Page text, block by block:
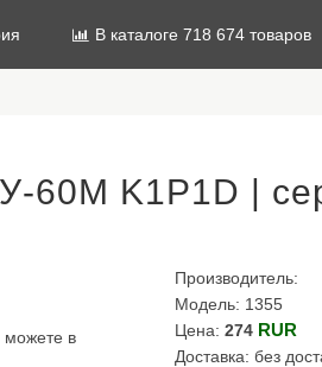
В каталоге 718 674 товаров
60М K1P1D |
можете в
Производитель:
Модель: 1355
Цена: 274 RUR
Доставка: без